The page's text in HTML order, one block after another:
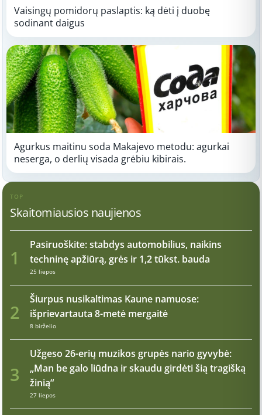
Vaisingų pomidorų paslaptis: ką dėti į duobę
sodinant daigus
Agurkus maitinu soda Makajevo metodu: agurkai
neserga, o derlių visada grėbiu kibirais.
TOP
Skaitomiausios naujienos
1
Pasiruoškite: stabdys automobilius, naikins
techninę apžiūrą, grės ir 1,2 tūkst. bauda
25 liepos
2
Šiurpus nusikaltimas Kaune namuose:
išprievartauta 8-metė mergaitė
8 birželio
3
Užgeso 26-erių muzikos grupės nario gyvybė:
„Man be galo liūdna ir skaudu girdėti šią tragišką
žinią“
27 liepos